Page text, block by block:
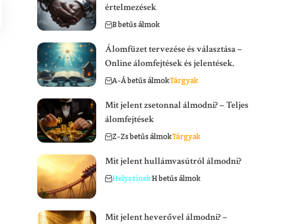
értelmezések
B betűs álmok
Álomfüzet tervezése és választása –
Online álomfejtések és jelentések.
A-Á betűs álmokTárgyak
Mit jelent zsetonnal álmodni? – Teljes
álomfejtések
Z-Zs betűs álmokTárgyak
Mit jelent hullámvasútról álmodni?
HelyszínekH betűs álmok
Mit jelent heverővel álmodni? –